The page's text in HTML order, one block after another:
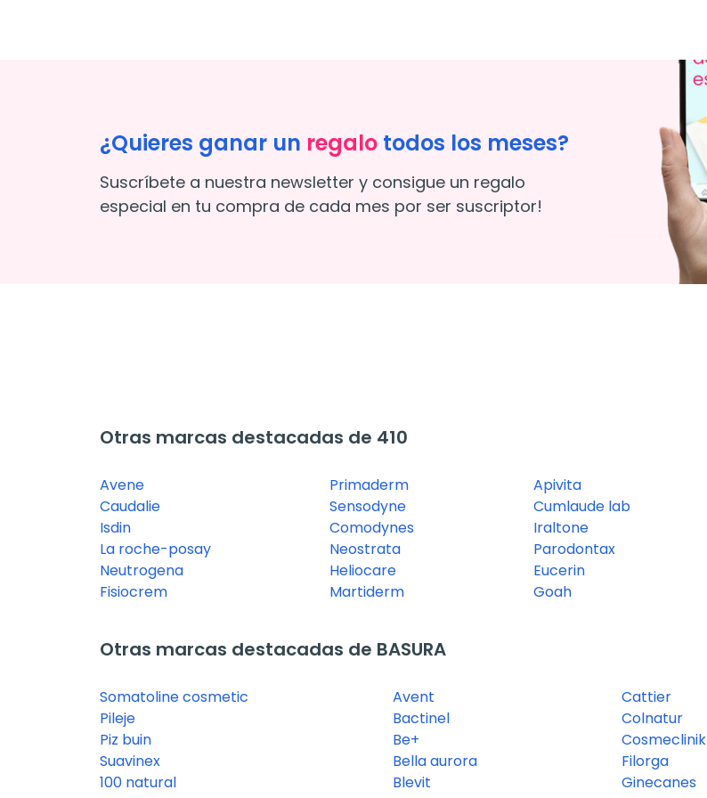
¿Quieres ganar un regalo todos los meses?
Suscríbete a nuestra newsletter y consigue un regalo
especial en tu compra de cada mes por ser suscriptor!
Otras marcas destacadas de 410
Avene
Caudalie
Isdin
La roche-posay
Neutrogena
Fisiocrem
Primaderm
Sensodyne
Comodynes
Neostrata
Heliocare
Martiderm
Apivita
Cumlaude lab
Iraltone
Parodontax
Eucerin
Goah
Otras marcas destacadas de BASURA
Somatoline cosmetic
Pileje
Piz buin
Suavinex
100 natural
Avent
Bactinel
Be+
Bella aurora
Blevit
Cattier
Colnatur
Cosmeclinik
Filorga
Ginecanes